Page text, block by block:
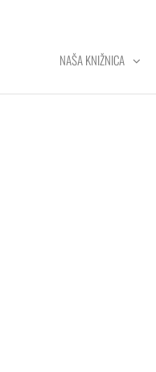
UNIVERZITNÁNAŠA KNIŽNICA